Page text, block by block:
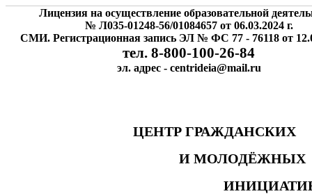
Лицензия на осуществление образовательной
№ Л035-01248-56/01084657 от 06.03.2024 г.
СМИ. Регистрационная запись ЭЛ № ФС 77 - 76118 от
тел. 8-800-100-26-84
эл. адрес - centrideia@mail.ru
ЦЕНТР
И